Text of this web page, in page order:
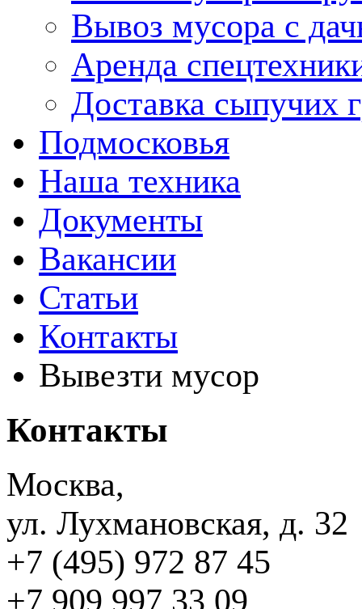
Вывоз мусора с
Аренда
Доставка сыпучих
Подмосковья
Наша техника
Документы
Вакансии
Статьи
Контакты
Вывезти мусор
Контакты
Москва,
ул. Лухмановская, д. 32
+7 (495) 972 87 45
+7 909 997 33 09